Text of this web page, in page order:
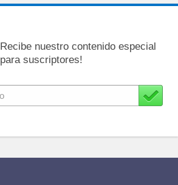
Recibe nuestro contenido especial
para suscriptores!